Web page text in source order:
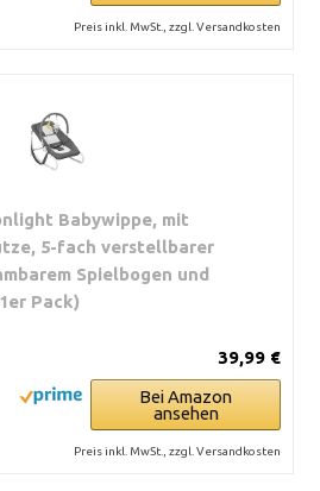
Preis inkl. MwSt., zzgl. Versandkosten
Babywippe, mit
5-fach verstellbarer
Spielbogen und
Pack)
39,99 €
Bei Amazon
ansehen
Preis inkl. MwSt., zzgl. Versandkosten